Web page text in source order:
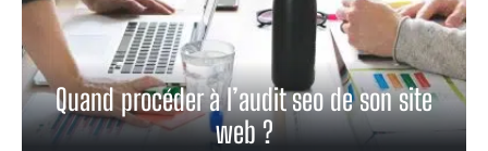
Quand procéder à l’audit seo de son site
web ?